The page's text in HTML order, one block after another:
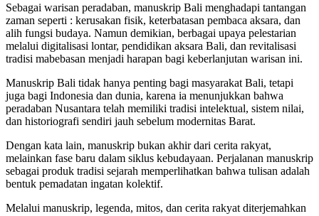
Sebagai warisan peradaban, manuskrip Bali menghadapi tantangan
zaman seperti : kerusakan fisik, keterbatasan pembaca aksara, dan
alih fungsi budaya. Namun demikian, berbagai upaya pelestarian
melalui digitalisasi lontar, pendidikan aksara Bali, dan revitalisasi
tradisi mabebasan menjadi harapan bagi keberlanjutan warisan ini.
Manuskrip Bali tidak hanya penting bagi masyarakat Bali, tetapi
juga bagi Indonesia dan dunia, karena ia menunjukkan bahwa
peradaban Nusantara telah memiliki tradisi intelektual, sistem nilai,
dan historiografi sendiri jauh sebelum modernitas Barat.
Dengan kata lain, manuskrip bukan akhir dari cerita rakyat,
melainkan fase baru dalam siklus kebudayaan. Perjalanan manuskrip
sebagai produk tradisi sejarah memperlihatkan bahwa tulisan adalah
bentuk pemadatan ingatan kolektif.
Melalui manuskrip, legenda, mitos, dan cerita rakyat diterjemahkan